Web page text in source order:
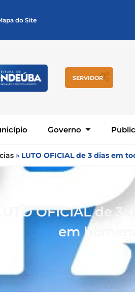
do Site
SERVIDOR
Governo
» LUTO OFICIAL de 3 dias em
LUTO OFICIAL de
em